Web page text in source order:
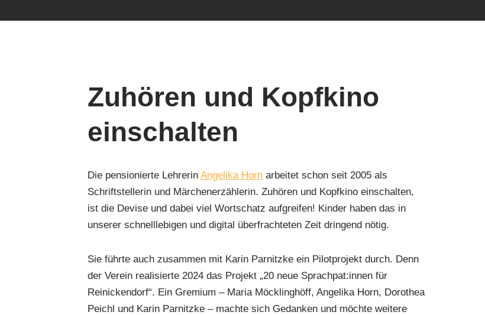
Zuhören und Kopfkino
einschalten
Die pensionierte Lehrerin Angelika Horn arbeitet schon seit 2005 als
Schriftstellerin und Märchenerzählerin. Zuhören und Kopfkino einschalten,
ist die Devise und dabei viel Wortschatz aufgreifen! Kinder haben das in
unserer schnelllebigen und digital überfrachteten Zeit dringend nötig.
Sie führte auch zusammen mit Karin Parnitzke ein Pilotprojekt durch. Denn
der Verein realisierte 2024 das Projekt „20 neue Sprachpat:innen für
Reinickendorf“. Ein Gremium – Maria Möcklinghöff, Angelika Horn, Dorothea
Peichl und Karin Parnitzke – machte sich Gedanken und möchte weitere